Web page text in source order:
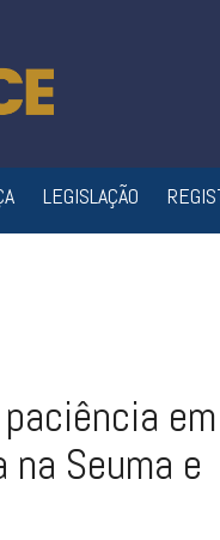
LEGISLAÇÃO
em
na Seuma e